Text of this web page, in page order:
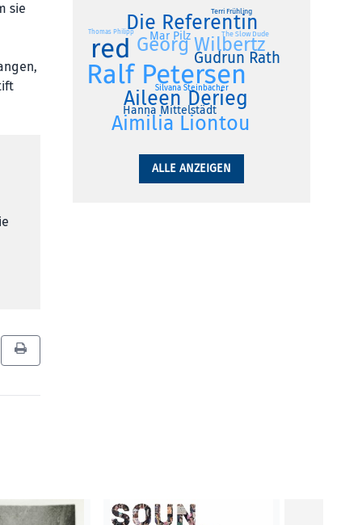
sie
Ralf Petersen
red
Aileen Derieg
Aimilia Liontou
Die Referentin
Georg Wilbertz
Gudrun Rath
Hanna Mittelstädt
Mar Pilz
Silvana Steinbacher
Terri Frühling
The Slow Dude
Thomas Philipp
ALLE ANZEIGEN